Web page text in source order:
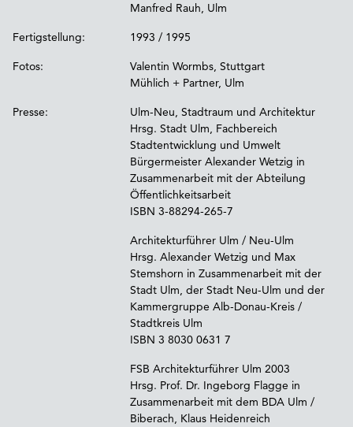
Manfred Rauh, Ulm
Fertigstellung: 1993 / 1995
Fotos:
Valentin Wormbs, Stuttgart
Mühlich + Partner, Ulm
Presse:
Ulm-Neu, Stadtraum und Architektur
Hrsg. Stadt Ulm, Fachbereich
Stadtentwicklung und Umwelt
Bürgermeister Alexander Wetzig in
Zusammenarbeit mit der Abteilung
Öffentlichkeitsarbeit
ISBN 3-88294-265-7
Architekturführer Ulm / Neu-Ulm
Hrsg. Alexander Wetzig und Max
Stemshorn in Zusammenarbeit mit der
Stadt Ulm, der Stadt Neu-Ulm und der
Kammergruppe Alb-Donau-Kreis /
Stadtkreis Ulm
ISBN 3 8030 0631 7
FSB Architekturführer Ulm 2003
Hrsg. Prof. Dr. Ingeborg Flagge in
Zusammenarbeit mit dem BDA Ulm /
Biberach, Klaus Heidenreich